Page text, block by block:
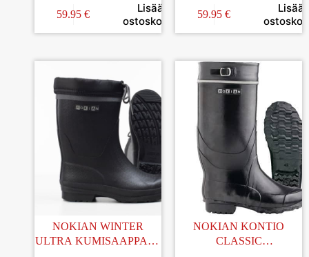
59.95 €
Lisää
ostoskoriin
59.95 €
Lisää
NOKIAN WINTER
ULTRA KUMISAAPPAAT
NOKIAN KONTIO
CLASSIC